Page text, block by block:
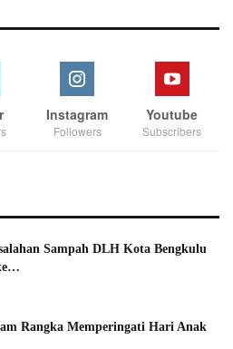
Instagram
Followers
Youtube
Subscribers
Sampah DLH Kota Bengkulu
Rangka Memperingati Hari Anak